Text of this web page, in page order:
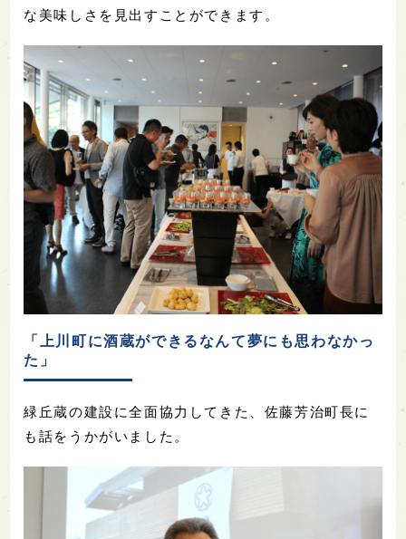
な美味しさを見出すことができます。
「上川町に酒蔵ができるなんて夢にも思わなかっ
た」
緑丘蔵の建設に全面協力してきた、佐藤芳治町長に
も話をうかがいました。